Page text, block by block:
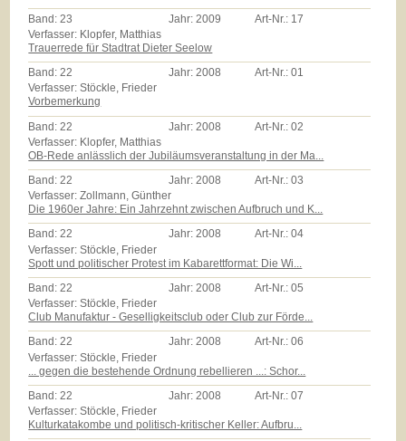
Band: 23 Jahr: 2009 Art-Nr.: 17
Verfasser: Klopfer, Matthias
Trauerrede für Stadtrat Dieter Seelow
Band:22 Jahr:2008 Art-Nr.:01
Verfasser: Stöckle, Frieder
Vorbemerkung
Band: 22 Jahr: 2008 Art-Nr.:02
Verfasser: Klopfer, Matthias
OB-Rede anlässlich der Jubiläumsveranstaltung in der Ma...
Band:22 Jahr:2008 Art-Nr.:03
Verfasser: Zollmann, Günther
Die 1960er Jahre: Ein Jahrzehnt zwischen Aufbruch und K...
Band:22 Jahr:2008 Art-Nr.:04
Verfasser: Stöckle, Frieder
Spott und politischer Protest im Kabarettformat: Die Wi...
Band:22 Jahr:2008 Art-Nr.:05
Verfasser: Stöckle, Frieder
Club Manufaktur - Geselligkeitsclub oder Club zur Förde...
Band:22 Jahr:2008 Art-Nr.:06
Verfasser: Stöckle, Frieder
... gegen die bestehende Ordnung rebellieren ...: Schor...
Band: 22 Jahr: 2008 Art-Nr.:07
Verfasser: Stöckle, Frieder
Kulturkatakombe und politisch-kritischer Keller: Aufbru...